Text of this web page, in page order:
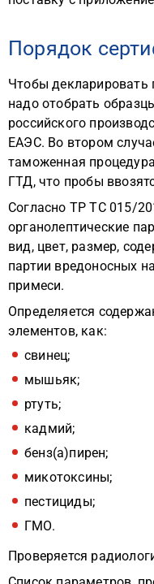
Порядок
Чтобы
надо отобрать
российского
ЕАЭС. Во втором
таможенная
ГТД, что пробы
Согласно ТР ТС 015/
органолептические
вид, цвет, размер,
партии вредоносных
примеси.
Определяется
элементов, как:
свинец;
мышьяк;
ртуть;
кадмий;
бенз(а)пирен;
микотоксины;
пестициды;
ГМО.
Проверяется